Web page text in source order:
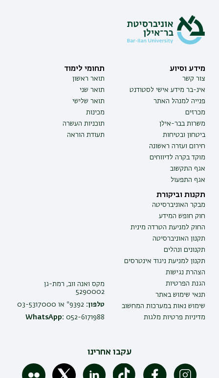
מידע וסיוע
צור קשר
אינ-בר מידע אישי לסטודנט
פנייה למנהל האתר
מכרזים
משרות בבר-אילן
ביטחון ובטיחות
חירום ועזרה ראשונה
מוקד בקרה לדיווחים
אגף התקשוב
אגף התפעול
תחומי לימוד
תואר ראשון
תואר שני
תואר שלישי
מכינות
תוכניות העשרה
תעודת הוראה
תקנות וביקורת
מבקר האוניברסיטה
חוק חופש המידע
החוק למניעת הטרדה מינית
תקנון האוניברסיטה
תקנונים ונהלים
תקנון למניעת ניגוד אינטרסים
הצהרת נגישות
הגנת הפרטיות
תנאי שימוש באתר
שימוש נאות במערכות המחשוב
מדיניות פרטיות מלגות
מקס ואנה ווב, רמת-גן
5290002
טלפון:
WhatsApp: 052-6171988
עקבו אחרינו